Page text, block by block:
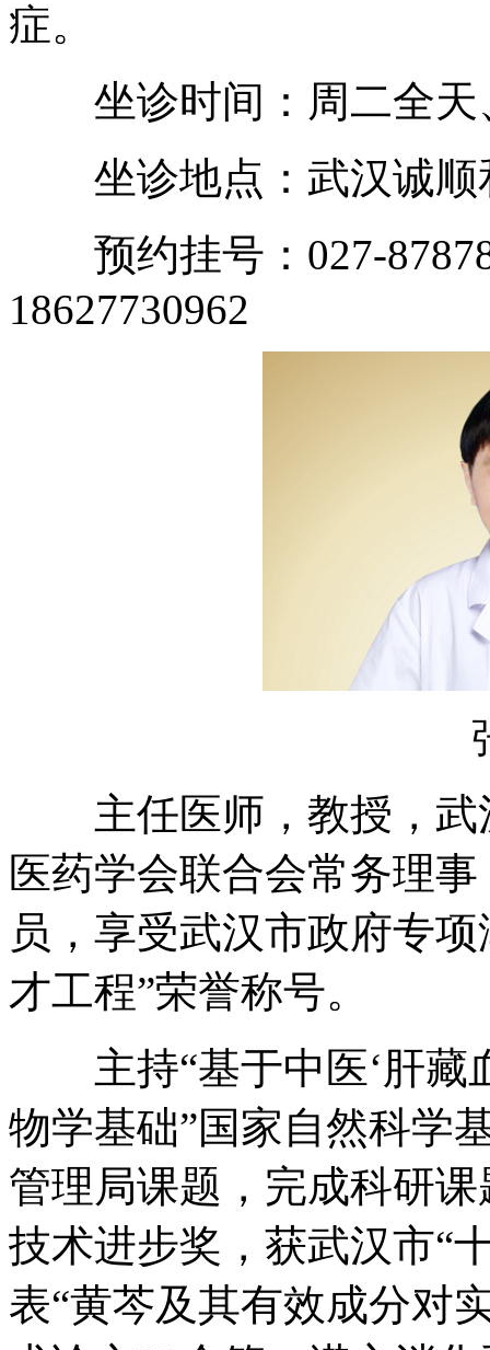
症。
坐诊时间：周二全天
坐诊地点：武汉诚顺
预约挂号：027-
18627730962
主任医师，教授，武
医药学会联合会常务理
员，享受武汉市政府专
才工程”荣誉称号。
主持“基于中医‘肝藏
物学基础”国家自然科学
管理局课题，完成科研
技术进步奖，获武汉市“
表“黄芩及其有效成分对